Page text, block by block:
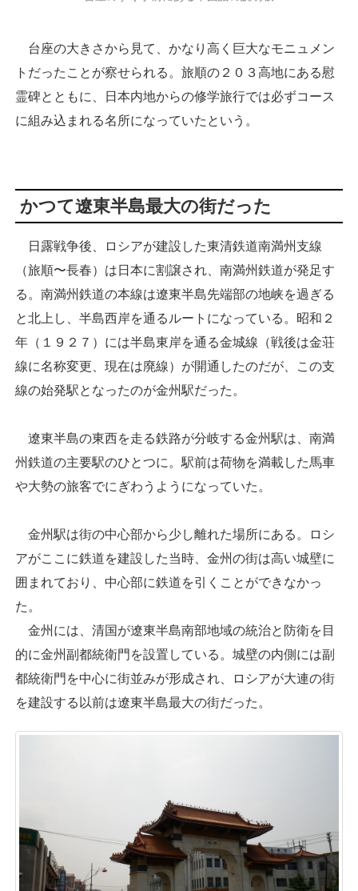
台座の大きさから見て、かなり高く巨大なモニュメン
トだったことが察せられる。旅順の２０３高地にある慰
霊碑とともに、日本内地からの修学旅行では必ずコース
に組み込まれる名所になっていたという。
かつて遼東半島最大の街だった
日露戦争後、ロシアが建設した東清鉄道南満州支線
（旅順〜長春）は日本に割譲され、南満州鉄道が発足す
る。南満州鉄道の本線は遼東半島先端部の地峡を過ぎる
と北上し、半島西岸を通るルートになっている。昭和２
年（１９２７）には半島東岸を通る金城線（戦後は金荘
線に名称変更、現在は廃線）が開通したのだが、この支
線の始発駅となったのが金州駅だった。
遼東半島の東西を走る鉄路が分岐する金州駅は、南満
州鉄道の主要駅のひとつに。駅前は荷物を満載した馬車
や大勢の旅客でにぎわうようになっていた。
金州駅は街の中心部から少し離れた場所にある。ロシ
アがここに鉄道を建設した当時、金州の街は高い城壁に
囲まれており、中心部に鉄道を引くことができなかっ
た。
金州には、清国が遼東半島南部地域の統治と防衛を目
的に金州副都統衛門を設置している。城壁の内側には副
都統衛門を中心に街並みが形成され、ロシアが大連の街
を建設する以前は遼東半島最大の街だった。